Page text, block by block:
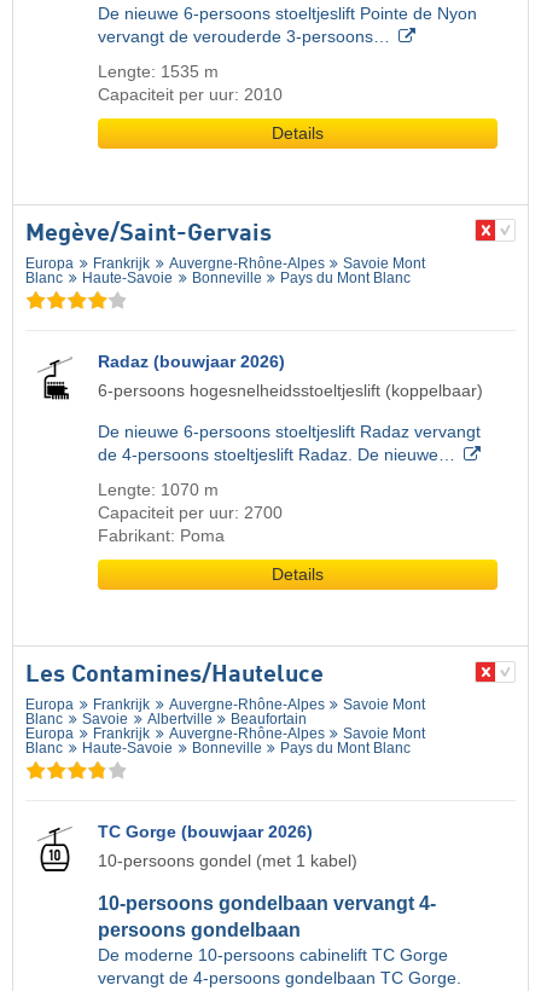
De nieuwe 6-persoons stoeltjeslift Pointe de Nyon
vervangt de verouderde 3-persoons…
Lengte: 1535 m
Capaciteit per uur: 2010
Details
Megève/​Saint-Gervais
Europa Frankrijk Auvergne-Rhône-Alpes
Savoie Mont
Blanc
Haute-Savoie Bonneville Pays du Mont Blanc
Radaz (bouwjaar 2026)
6-persoons hogesnelheidsstoeltjeslift (koppelbaar)
De nieuwe 6-persoons stoeltjeslift Radaz vervangt
de 4-persoons stoeltjeslift Radaz. De nieuwe…
Lengte: 1070 m
Capaciteit per uur: 2700
Fabrikant: Poma
Details
Les Contamines/​Hauteluce
Europa Frankrijk Auvergne-Rhône-Alpes
Savoie Mont
Blanc
Savoie Albertville
Beaufortain
Europa
Frankrijk Auvergne-Rhône-Alpes
Savoie Mont
Blanc
Haute-Savoie Bonneville Pays du Mont Blanc
TC Gorge (bouwjaar 2026)
10-persoons gondel (met 1 kabel)
10-persoons gondelbaan vervangt 4-
persoons gondelbaan
De moderne 10-persoons cabinelift TC Gorge
vervangt de 4-persoons gondelbaan TC Gorge.